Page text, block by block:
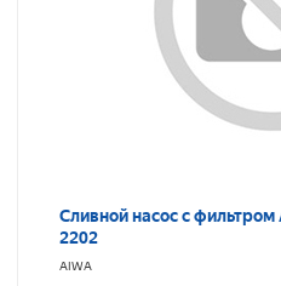
Сливной насос с
2202
AIWA